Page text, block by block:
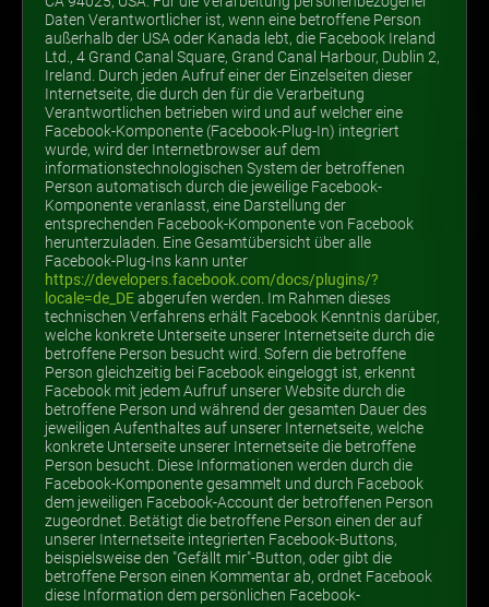
Daten Verantwortlicher ist, wenn eine betroffene Person
außerhalb der USA oder Kanada lebt, die Facebook Ireland
Ltd., 4 Grand Canal Square, Grand Canal Harbour, Dublin 2,
Ireland. Durch jeden Aufruf einer der Einzelseiten dieser
Internetseite, die durch den für die Verarbeitung
Verantwortlichen betrieben wird und auf welcher eine
Facebook-Komponente (Facebook-Plug-In) integriert
wurde, wird der Internetbrowser auf dem
informationstechnologischen System der betroffenen
Person automatisch durch die jeweilige Facebook-
Komponente veranlasst, eine Darstellung der
entsprechenden Facebook-Komponente von Facebook
herunterzuladen. Eine Gesamtübersicht über alle
Facebook-Plug-Ins kann unter
https://developers.facebook.com/docs/plugins/?
locale=de_DEabgerufen werden. Im Rahmen dieses
technischen Verfahrens erhält Facebook Kenntnis darüber,
welche konkrete Unterseite unserer Internetseite durch die
betroffene Person besucht wird. Sofern die betroffene
Person gleichzeitig bei Facebook eingeloggt ist, erkennt
Facebook mit jedem Aufruf unserer Website durch die
betroffene Person und während der gesamten Dauer des
jeweiligen Aufenthaltes auf unserer Internetseite, welche
konkrete Unterseite unserer Internetseite die betroffene
Person besucht. Diese Informationen werden durch die
Facebook-Komponente gesammelt und durch Facebook
dem jeweiligen Facebook-Account der betroffenen Person
zugeordnet. Betätigt die betroffene Person einen der auf
unserer Internetseite integrierten Facebook-Buttons,
beispielsweise den "Gefällt mir"-Button, oder gibt die
betroffene Person einen Kommentar ab, ordnet Facebook
diese Information dem persönlichen Facebook-